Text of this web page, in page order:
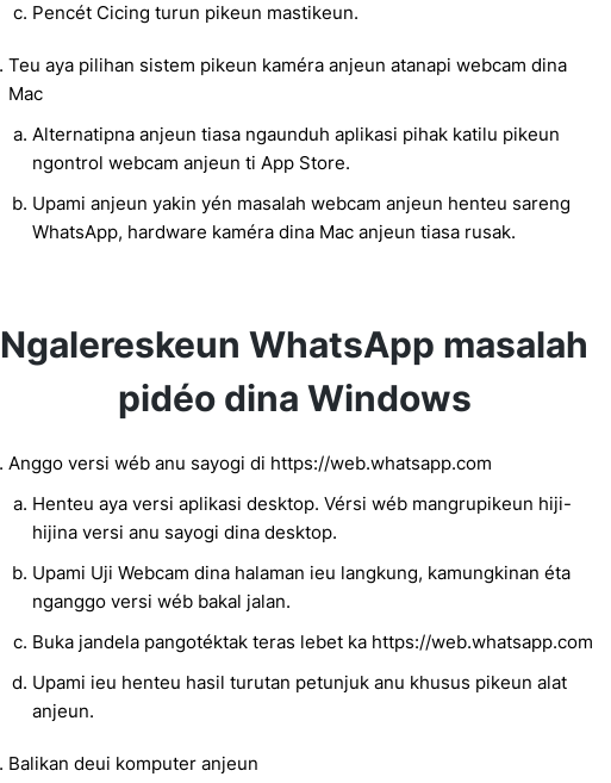
Pencét Cicing turun pikeun mastikeun.
Teu aya pilihan sistem pikeun kaméra anjeun atanapi webcam dina
Mac
Alternatipna anjeun tiasa ngaunduh aplikasi pihak katilu pikeun
ngontrol webcam anjeun ti App Store.
Upami anjeun yakin yén masalah webcam anjeun henteu sareng
WhatsApp, hardware kaméra dina Mac anjeun tiasa rusak.
Ngalereskeun WhatsApp masalah
pidéo dina Windows
Anggo versi wéb anu sayogi di https://web.whatsapp.com
Henteu aya versi aplikasi desktop. Vérsi wéb mangrupikeun hiji-
hijina versi anu sayogi dina desktop.
Upami Uji Webcam dina halaman ieu langkung, kamungkinan éta
nganggo versi wéb bakal jalan.
Buka jandela pangotéktak teras lebet ka https://web.whatsapp.com
Upami ieu henteu hasil turutan petunjuk anu khusus pikeun alat
anjeun.
Balikan deui komputer anjeun